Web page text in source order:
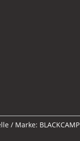
Marke: BLACKCAMP